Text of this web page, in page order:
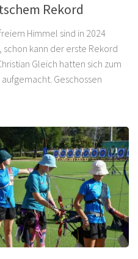
Rekord
Himmel sind in 2024
kann der erste Rekord
Gleich hatten sich zum
Geschossen